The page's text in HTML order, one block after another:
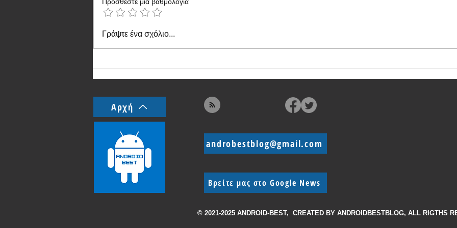
Ανακοινώθηκε το οικονομικό
κινητό Vivo Y37c
Προσθέστε μια βαθμολογία
Γράψτε ένα σχόλιο...
Αρχή
androbestblog@gmail.com
Βρείτε μας στο Google News
© 2021-2025 ANDROID-BEST, CREATED BY ANDROIDBESTBLOG, ALL RIGTHS